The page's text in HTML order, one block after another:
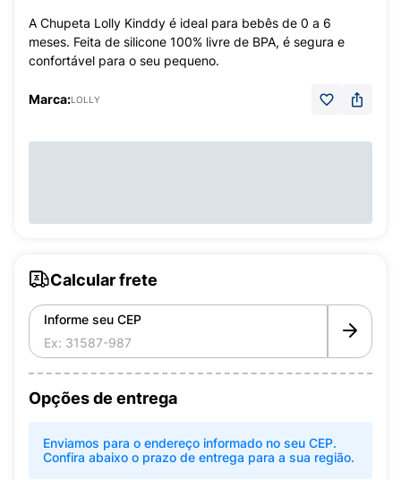
A Chupeta Lolly Kinddy é ideal para bebês de 0 a 6
meses. Feita de silicone 100% livre de BPA, é segura e
confortável para o seu pequeno.
Marca:LOLLY
Calcular frete
Informe seu CEP
Opções de entrega
Enviamos para o endereço informado no seu CEP.
Confira abaixo o prazo de entrega para a sua região.